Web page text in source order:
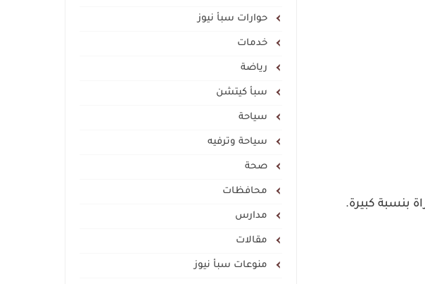
بنسبة كبيرة.
حوارات سبأ نيوز
خدمات
رياضة
سبأ كيتشن
سياحة
سياحة وترفيه
صحة
محافظات
مدارس
مقالات
منوعات سبأ نيوز